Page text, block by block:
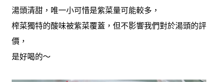
湯頭清甜，唯一小可惜是紫菜量可能較多，
榨菜獨特的酸味被紫菜覆蓋，但不影響我們對於湯頭的評
價，
是好喝的～